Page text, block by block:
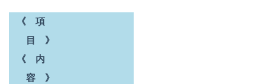
《 項
目 》
《 内
容 》